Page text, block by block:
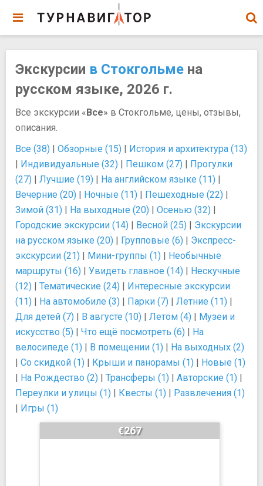
Экскурсии в Стокгольме на
русском языке, 2026 г.
Все экскурсии «Все» в Стокгольме, цены, отзывы,
описания.
Все (38) | Обзорные (15) | История и архитектура (13)
| Индивидуальные (32) | Пешком (27) | Прогулки
(27) | Лучшие (19) | На английском языке (11) |
Вечерние (20) | Ночные (11) | Пешеходные (22) |
Зимой (31) | На выходные (20) | Осенью (32) |
Городские экскурсии (14) | Весной (25) | Экскурсии
на русском языке (20) | Групповые (6) | Экспресс-
экскурсии (21) | Мини-группы (1) | Необычные
маршруты (16) | Увидеть главное (14) | Нескучные
(12) | Тематические (24) | Интересные экскурсии
(11) | На автомобиле (3) | Парки (7) | Летние (11) |
Для детей (7) | В августе (10) | Летом (4) | Музеи и
искусство (5) | Что ещё посмотреть (6) | На
велосипеде (1) | В помещении (1) | На выходных (2)
| Со скидкой (1) | Крыши и панорамы (1) | Новые (1)
| На Рождество (2) | Трансферы (1) | Авторские (1) |
Переулки и улицы (1) | Квесты (1) | Развлечения (1)
| Игры (1)
€267